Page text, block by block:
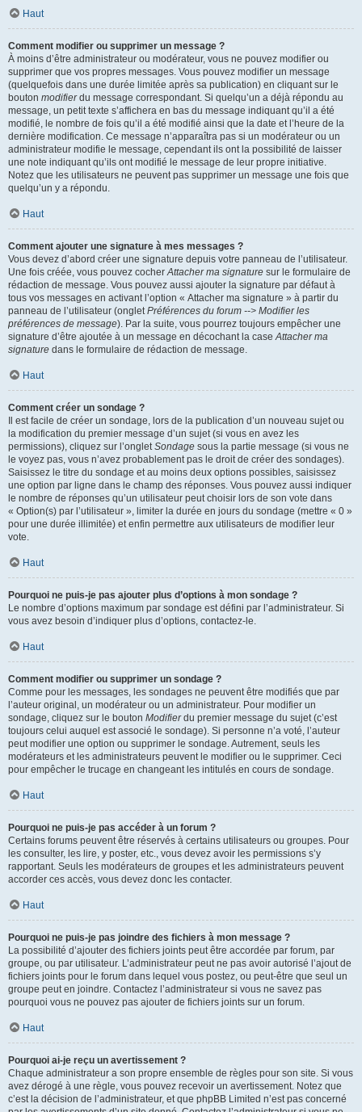
Haut
Comment modifier ou supprimer un message ?
À moins d’être administrateur ou modérateur, vous ne pouvez modifier ou
supprimer que vos propres messages. Vous pouvez modifier un message
(quelquefois dans une durée limitée après sa publication) en cliquant sur le
bouton modifierdu message correspondant. Si quelqu’un a déjà répondu au
message, un petit texte s’affichera en bas du message indiquant qu’il a été
modifié, le nombre de fois qu’il a été modifié ainsi que la date et l’heure de la
dernière modification. Ce message n’apparaîtra pas si un modérateur ou un
administrateur modifie le message, cependant ils ont la possibilité de laisser
une note indiquant qu’ils ont modifié le message de leur propre initiative.
Notez que les utilisateurs ne peuvent pas supprimer un message une fois que
quelqu’un y a répondu.
Haut
Comment ajouter une signature à mes messages ?
Vous devez d’abord créer une signature depuis votre panneau de l’utilisateur.
Une fois créée, vous pouvez cocherAttacher ma signature sur le formulaire de
rédaction de message. Vous pouvez aussi ajouter la signature par défaut à
tous vos messages en activant l’option « Attacher ma signature » à partir du
panneau de l’utilisateur (ongletPréférences du forum --> Modifier les
préférences de message). Par la suite, vous pourrez toujours empêcher une
signature d’être ajoutée à un message en décochant la caseAttacher ma
signature dans le formulaire de rédaction de message.
Haut
Comment créer un sondage ?
Il est facile de créer un sondage, lors de la publication d’un nouveau sujet ou
la modification du premier message d’un sujet (si vous en avez les
permissions), cliquez sur l’ongletSondage sous la partie message (si vous ne
le voyez pas, vous n’avez probablement pas le droit de créer des sondages).
Saisissez le titre du sondage et au moins deux options possibles, saisissez
une option par ligne dans le champ des réponses. Vous pouvez aussi indiquer
le nombre de réponses qu’un utilisateur peut choisir lors de son vote dans
« Option(s) par l’utilisateur », limiter la durée en jours du sondage (mettre « 0 »
pour une durée illimitée) et enfin permettre aux utilisateurs de modifier leur
vote.
Haut
Pourquoi ne puis-je pas ajouter plus d’options à mon sondage ?
Le nombre d’options maximum par sondage est défini par l’administrateur. Si
vous avez besoin d’indiquer plus d’options, contactez-le.
Haut
Comment modifier ou supprimer un sondage ?
Comme pour les messages, les sondages ne peuvent être modifiés que par
l’auteur original, un modérateur ou un administrateur. Pour modifier un
sondage, cliquez sur le bouton Modifierdu premier message du sujet (c’est
toujours celui auquel est associé le sondage). Si personne n’a voté, l’auteur
peut modifier une option ou supprimer le sondage. Autrement, seuls les
modérateurs et les administrateurs peuvent le modifier ou le supprimer. Ceci
pour empêcher le trucage en changeant les intitulés en cours de sondage.
Haut
Pourquoi ne puis-je pas accéder à un forum ?
Certains forums peuvent être réservés à certains utilisateurs ou groupes. Pour
les consulter, les lire, y poster, etc., vous devez avoir les permissions s’y
rapportant. Seuls les modérateurs de groupes et les administrateurs peuvent
accorder ces accès, vous devez donc les contacter.
Haut
Pourquoi ne puis-je pas joindre des fichiers à mon message ?
La possibilité d’ajouter des fichiers joints peut être accordée par forum, par
groupe, ou par utilisateur. L’administrateur peut ne pas avoir autorisé l’ajout de
fichiers joints pour le forum dans lequel vous postez, ou peut-être que seul un
groupe peut en joindre. Contactez l’administrateur si vous ne savez pas
pourquoi vous ne pouvez pas ajouter de fichiers joints sur un forum.
Haut
Pourquoi ai-je reçu un avertissement ?
Chaque administrateur a son propre ensemble de règles pour son site. Si vous
avez dérogé à une règle, vous pouvez recevoir un avertissement. Notez que
c’est la décision de l’administrateur, et que phpBB Limited n’est pas concerné